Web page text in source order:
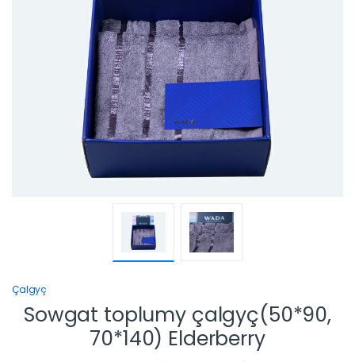
Çalgyç
Sowgat toplumy çalgyç(50*90,
70*140) Elderberry